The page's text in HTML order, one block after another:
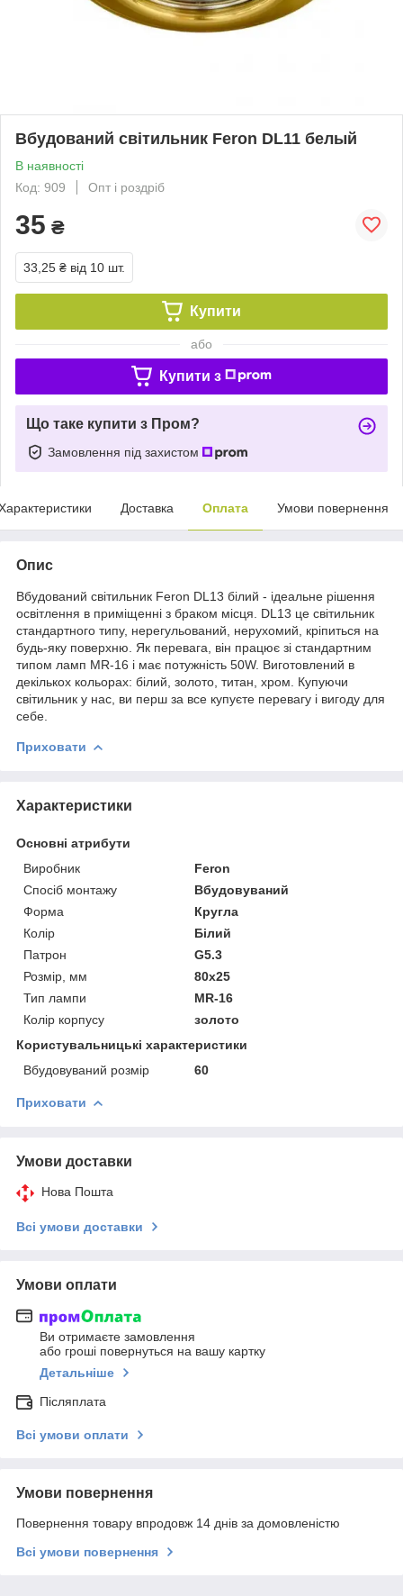
Вбудований світильник Feron DL11 белый
В наявності
Код: 909
Опт і роздріб
35 ₴
33,25 ₴ від 10 шт.
Купити
або
Купити з
Що таке купити з Пром?
Замовлення під захистом
Доставка Оплата Умови повернення
Опис
Вбудований світильник Feron DL13 білий - ідеальне рішення
освітлення в приміщенні з браком місця. DL13 це світильник
стандартного типу, нерегульований, нерухомий, кріпиться на
будь-яку поверхню. Як перевага, він працює зі стандартним
типом ламп MR-16 і має потужність 50W. Виготовлений в
декількох кольорах: білий, золото, титан, хром. Купуючи
світильник у нас, ви перш за все купуєте перевагу і вигоду для
себе.
Приховати
Характеристики
Основні атрибути
Виробник
Feron
Спосіб монтажу
Вбудовуваний
Форма
Кругла
Колір
Білий
Патрон
G5.3
Розмір, мм
80х25
Тип лампи
MR-16
Колір корпусу
золото
Користувальницькі характеристики
Вбудовуваний розмір
60
Приховати
Умови доставки
Нова Пошта
Всі умови доставки
Умови оплати
Ви отримаєте замовлення
або гроші повернуться на вашу картку
Детальніше
Післяплата
Всі умови оплати
Умови повернення
Повернення товару впродовж 14 днів за домовленістю
Всі умови повернення